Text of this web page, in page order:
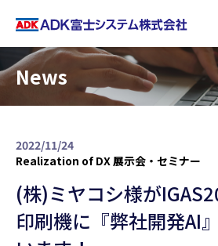
News
2022/11/24
Realization of DX展示会・セミナー
(株)ミヤコシ様が
印刷機に『弊社開発AI